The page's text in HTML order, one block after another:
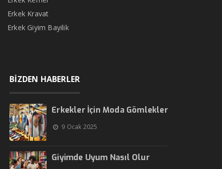
Erkek Kravat
Erkek Giyim Bayilik
BİZDEN HABERLER
Erkekler İçin Moda Gömlekler
9 Ocak 2025
Giyimde Uyum Nasıl Olur